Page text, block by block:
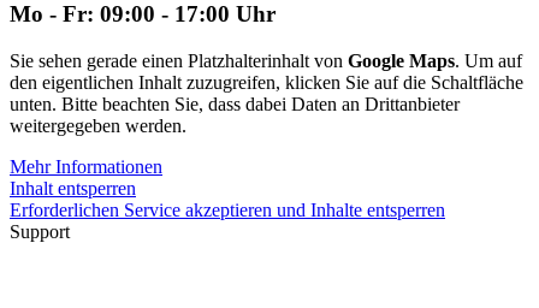
Mo - Fr: 09:00 - 17:00 Uhr
Sie sehen gerade einen Platzhalterinhalt von Google Maps. Um auf
den eigentlichen Inhalt zuzugreifen, klicken Sie auf die Schaltfläche
unten. Bitte beachten Sie, dass dabei Daten an Drittanbieter
weitergegeben werden.
Mehr Informationen
Inhalt entsperren
Erforderlichen Service akzeptieren und Inhalte entsperren
Support